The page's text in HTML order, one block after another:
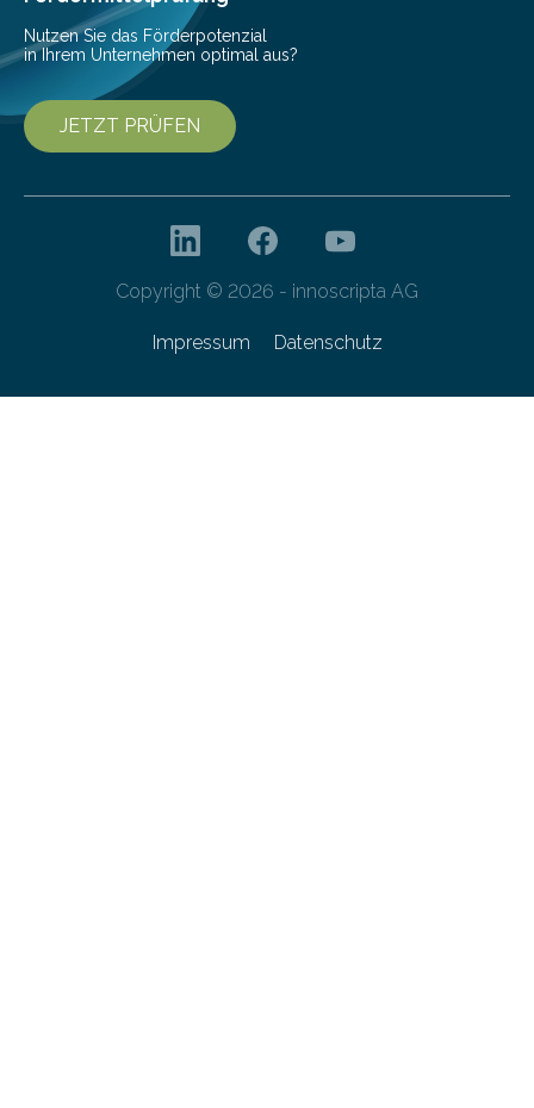
Technologien…
Nutzen Sie das Förderpotenzial
in Ihrem Unternehmen optimal aus?
JETZT PRÜFEN
Copyright © 2026 - innoscripta AG
Impressum Datenschutz